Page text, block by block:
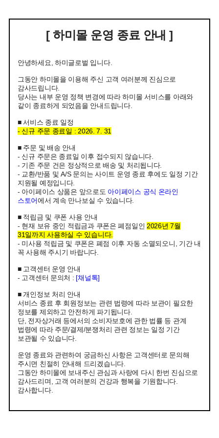
[ 하미몰 운영 종료 안내 ]
안녕하세요, 하미글로벌 입니다.
그동안 하미몰을 이용해 주신 고객 여러분께 진심으로
감사드립니다.
당사는 내부 운영 정책 변경에 따라 하미몰 서비스를 아래와
같이 종료하게 되었음을 안내드립니다.
■ 서비스 종료 일정
- 신규 주문 종료일 : 2026. 7. 31
■ 주문 및 배송 안내
- 신규 주문은 종료일 이후 접수되지 않습니다.
- 기존 주문 건은 정상적으로 배송 및 처리됩니다.
- 교환/반품 및 A/S 문의는 사이트 운영 종료 후에도 일정 기간
지원될 예정입니다.
- 아이페이스 상품은 앞으로도 아이페이스 공식 온라인
스토어에서 계속 만나보실 수 있습니다.
■ 적립금 및 쿠폰 사용 안내
- 현재 보유 중인 적립금과 쿠폰은 폐점일인 2026년 7월
31일까지 사용하실 수 있습니다.
- 미사용 적립금 및 쿠폰은 폐점 이후 자동 소멸되오니, 기간 내
꼭 사용해 주시기 바랍니다.
■ 고객센터 운영 안내
- 고객센터 문의처 : [채널톡]
■ 개인정보 처리 안내
서비스 종료 후 회원정보는 관련 법령에 따라 보관이 필요한
정보를 제외하고 안전하게 파기됩니다.
단, 전자상거래 등에서의 소비자보호에 관한 법률 등 관계
법령에 따라 주문/결제/분쟁처리 관련 정보는 일정 기간
보관될 수 있습니다.
운영 종료와 관련하여 궁금하신 사항은 고객센터로 문의해
주시면 친절히 안내해 드리겠습니다.
그동안 하미몰에 보내주신 관심과 사랑에 다시 한번 진심으로
감사드리며, 고객 여러분의 건강과 행복을 기원합니다.
감사합니다.